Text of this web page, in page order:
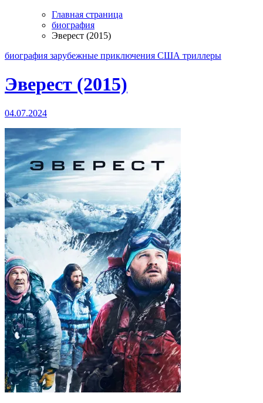
Главная страница
биография
Эверест (2015)
биография зарубежные приключения США триллеры
Эверест (2015)
04.07.2024